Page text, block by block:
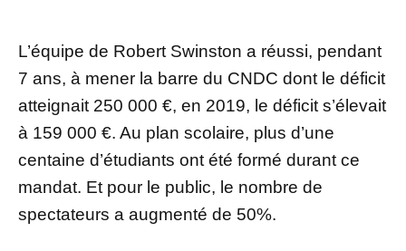
L’équipe de Robert Swinston a réussi, pendant
7 ans, à mener la barre du CNDC dont le déficit
atteignait 250 000 €, en 2019, le déficit s’élevait
à 159 000 €. Au plan scolaire, plus d’une
centaine d’étudiants ont été formé durant ce
mandat. Et pour le public, le nombre de
spectateurs a augmenté de 50%.